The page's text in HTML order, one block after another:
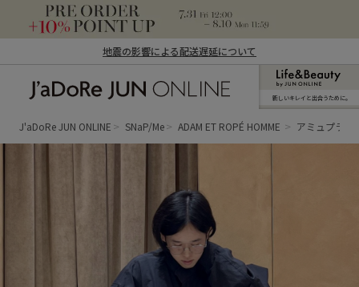
地震の影響による配送遅延について
ン オンライン）
新しいキレイと出合うために。
J'aDoRe JUN ONLINE SNaP/Me ADAM ET ROPÉ HOMME アミュプラザ